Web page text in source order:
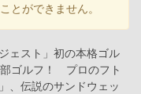
とができません。
ェスト」初の本格ゴル
ゴルフ！ プロのフト
、伝説のサンドウェッ